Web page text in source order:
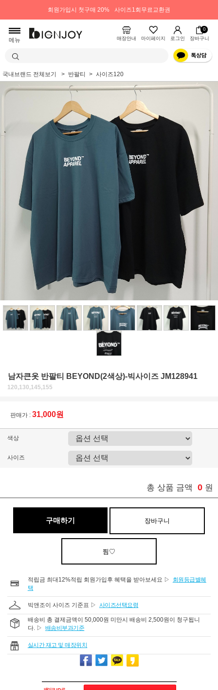
회원가입시 첫구매 20% 사이즈1회무료교환권
메뉴 매장안내 마이페이지 로그인
0
장바구니
국내브랜드 전체보기 반팔티 사이즈120
남자큰옷 반팔티 BEYOND(2색상)-빅사이즈 JM128941
120,130,145,155
판매가 : 31,000원
색상
사이즈
총 상품 금액 0 원
구매하기 장바구니
찜♡
적립금 최대12%적립 회원가입후 혜택을 받아보세요 ▷
회원등급별혜
택
빅앤조이 사이즈 기준표 ▷ 사이즈선택요령
배송비 총 결제금액이 50,000원 미만시 배송비 2,500원이 청구됩니
다. ▷ 배송비부과기준
실시간 재고 및 매장위치